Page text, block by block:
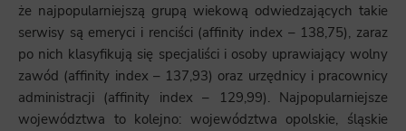
że najpopularniejszą grupą wiekową odwiedzających takie
serwisy są emeryci i renciści (affinity index – 138,75), zaraz
po nich klasyfikują się specjaliści i osoby uprawiający wolny
zawód (affinity index – 137,93) oraz urzędnicy i pracownicy
administracji (affinity index – 129,99). Najpopularniejsze
województwa to kolejno: województwa opolskie, śląskie